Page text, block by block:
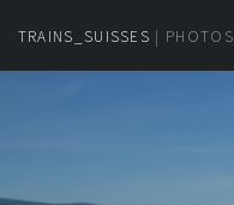
TRAINS_SUISSES | PHOTOS